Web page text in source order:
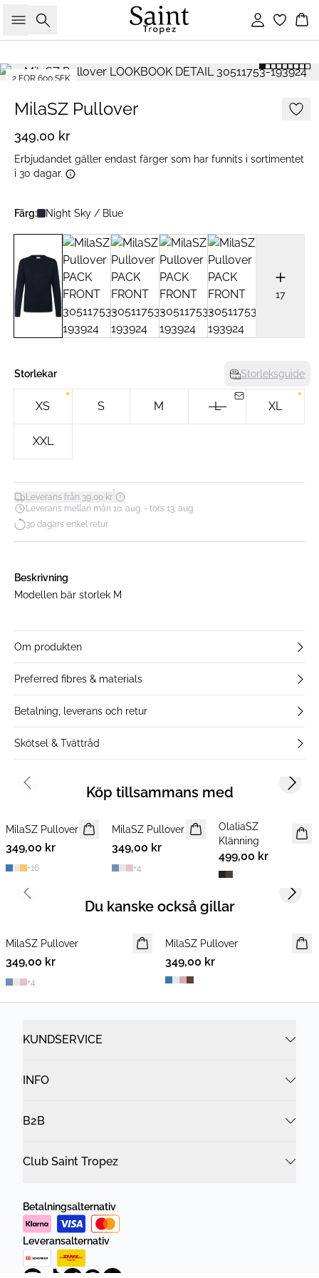
Sök Logga in
2 FOR 600 SEK
MilaSZ Pullover
349,00 kr
Erbjudandet gäller endast färger som har funnits i sortimentet
i 30 dagar.
Färg: Night Sky / Blue
17
Storlekar Storleksguide
XS S M L XL
XXL
Leverans från 39,00 kr*
Leverans mellan mån 10. aug. - tors 13. aug.
30 dagars enkel retur
Beskrivning
Modellen bär storlek M
Om produkten
Preferred fibres & materials
Betalning, leverans och retur
Skötsel & Tvättråd
Köp tillsammans med
NYHET
2 FOR 600 SEK
MilaSZ Pullover
349,00 kr
+16
NYHET
2 FOR 600 SEK
MilaSZ Pullover
349,00 kr
+4
NYHET
OlaliaSZ
Klänning
499,00 kr
Previous slide Next
Du kanske också gillar
NYHET
2 FOR 600 SEK
MilaSZ Pullover
349,00 kr
+4
NYHET
2 FOR 600 SEK
MilaSZ Pullover
349,00 kr
Previous slide Next
KUNDSERVICE
INFO
B2B
Club Saint Tropez
Betalningsalternativ
Leveransalternativ